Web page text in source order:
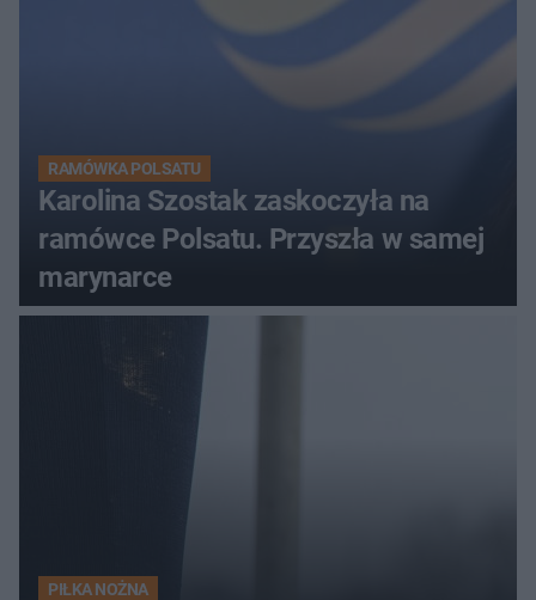
RAMÓWKA POLSATU
Karolina Szostak zaskoczyła na
ramówce Polsatu. Przyszła w samej
marynarce
PIŁKA NOŻNA